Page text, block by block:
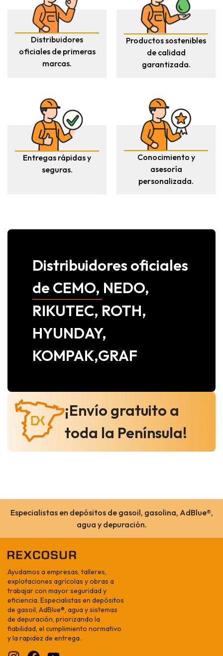
Distribuidores
oficiales de primeras
marcas.
Productos sostenibles
de calidad
garantizada.
Entregas rápidas y
seguras.
Conocimiento y
asesoría
personalizada.
Distribuidores oficiales
de CEMO, NEDO,
RIKUTEC, ROTH,
HYUNDAY,
KOMPAK,GRAF
¡Envío gratuito a
toda la Península!
Especialistas en depósitos de gasoil, gasolina, AdBlue®,
agua y depuración.
Ayudamos a empresas, talleres,
explotaciones agrícolas y obras a
trabajar con mayor seguridad y
eficiencia. Especialistas en depósitos
de gasoil, AdBlue®, agua y sistemas
de depuración, priorizando la
fiabilidad, el cumplimiento normativo
y la rapidez de entrega.